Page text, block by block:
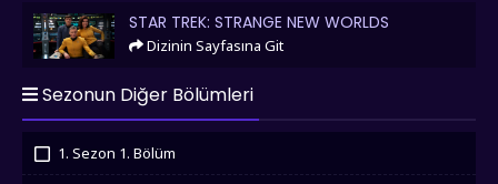
Star Trek: Strange New WorldsSTAR TREK: STRANGE NEW WORLDS
Dizinin Sayfasına Git
Sezonun Diğer Bölümleri
1. Sezon 1. Bölüm